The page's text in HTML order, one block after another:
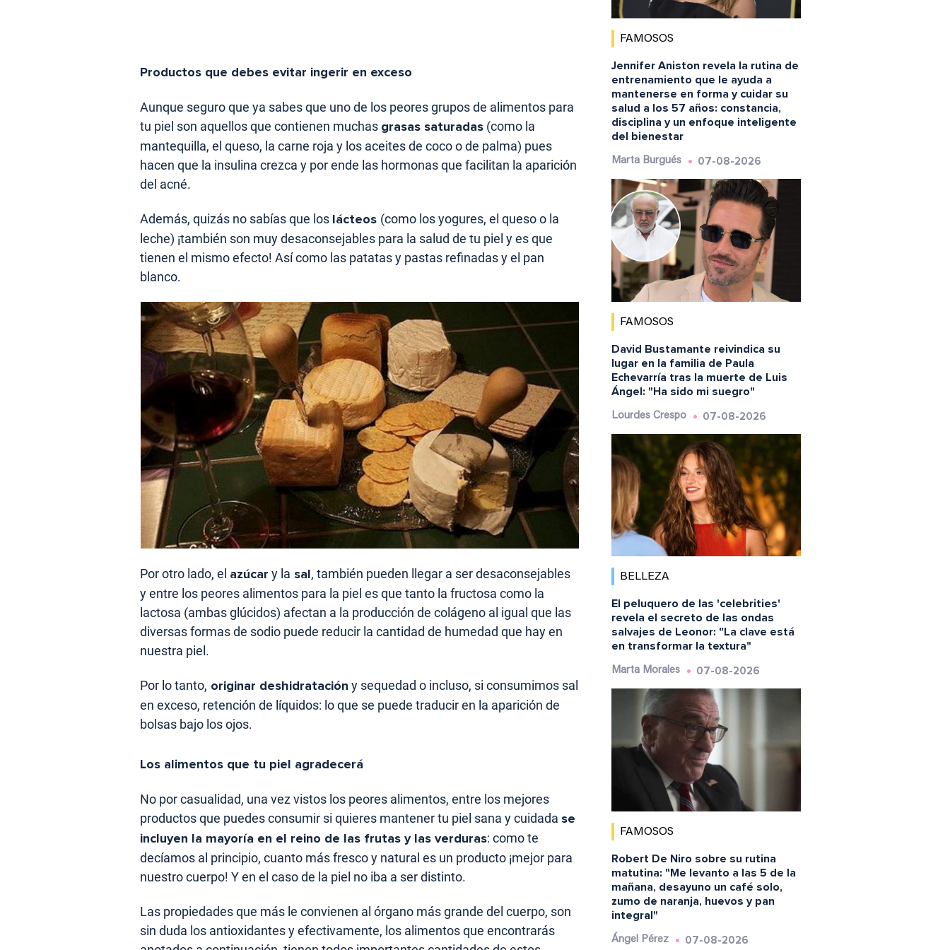
Productos que debes evitar ingerir en exceso
Aunque seguro que ya sabes que uno de los peores grupos de alimentos para
tu piel son aquellos que contienen muchas grasas saturadas (como la
mantequilla, el queso, la carne roja y los aceites de coco o de palma) pues
hacen que la insulina crezca y por ende las hormonas que facilitan la aparición
del acné.
Además, quizás no sabías que los lácteos (como los yogures, el queso o la
leche) ¡también son muy desaconsejables para la salud de tu piel y es que
tienen el mismo efecto! Así como las patatas y pastas refinadas y el pan
blanco.
Por otro lado, el azúcar y la sal, también pueden llegar a ser desaconsejables
y entre los peores alimentos para la piel es que tanto la fructosa como la
lactosa (ambas glúcidos) afectan a la producción de colágeno al igual que las
diversas formas de sodio puede reducir la cantidad de humedad que hay en
nuestra piel.
Por lo tanto, originar deshidratación y sequedad o incluso, si consumimos sal
en exceso, retención de líquidos: lo que se puede traducir en la aparición de
bolsas bajo los ojos.
Los alimentos que tu piel agradecerá
No por casualidad, una vez vistos los peores alimentos, entre los mejores
productos que puedes consumir si quieres mantener tu piel sana y cuidada se
incluyen la mayoría en el reino de las frutas y las verduras: como te
decíamos al principio, cuanto más fresco y natural es un producto ¡mejor para
nuestro cuerpo! Y en el caso de la piel no iba a ser distinto.
Las propiedades que más le convienen al órgano más grande del cuerpo, son
sin duda los antioxidantes y efectivamente, los alimentos que encontrarás
FAMOSOS
Jennifer Aniston revela la rutina de
entrenamiento que le ayuda a
mantenerse en forma y cuidar su
salud a los 57 años: constancia,
disciplina y un enfoque inteligente
del bienestar
Marta Burgués 07-08-2026
FAMOSOS
David Bustamante reivindica su
lugar en la familia de Paula
Echevarría tras la muerte de Luis
Ángel: "Ha sido mi suegro"
Lourdes Crespo 07-08-2026
BELLEZA
El peluquero de las 'celebrities'
revela el secreto de las ondas
salvajes de Leonor: "La clave está
en transformar la textura"
Marta Morales 07-08-2026
FAMOSOS
Robert De Niro sobre su rutina
matutina: "Me levanto a las 5 de la
mañana, desayuno un café solo,
zumo de naranja, huevos y pan
integral"
Ángel Pérez 07-08-2026